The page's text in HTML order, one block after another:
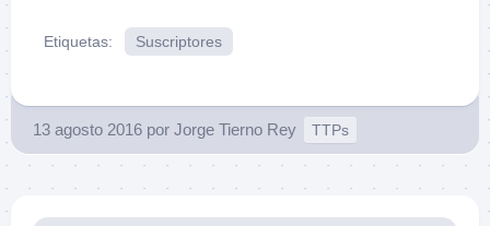
Etiquetas: Suscriptores
13 agosto 2016 por Jorge Tierno Rey TTPs